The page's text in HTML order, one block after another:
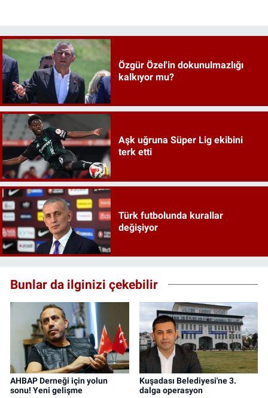
Özgür Özel'in dokunulmazlığı
kalkıyor mu?
Aşk uğruna Süper Lig ekibini
terk etti
Türk futbolunda kurallar
değişiyor
Bunlar da ilginizi çekebilir
AHBAP Derneği için yolun
sonu! Yeni gelişme
Kuşadası Belediyesi'ne 3.
dalga operasyon